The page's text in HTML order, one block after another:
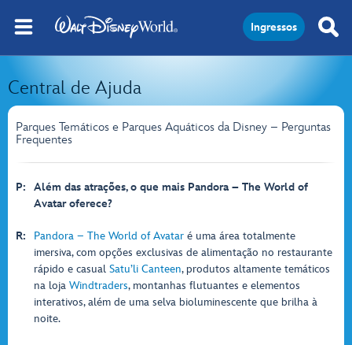
Ingressos
Central de Ajuda
Parques Temáticos e Parques Aquáticos da Disney – Perguntas
Frequentes
P:
Além das atrações, o que mais Pandora – The World of
Avatar oferece?
R: Pandora – The World of Avatar é uma área totalmente
imersiva, com opções exclusivas de alimentação no restaurante
rápido e casual Satu’li Canteen, produtos altamente temáticos
na loja Windtraders, montanhas flutuantes e elementos
interativos, além de uma selva bioluminescente que brilha à
noite.